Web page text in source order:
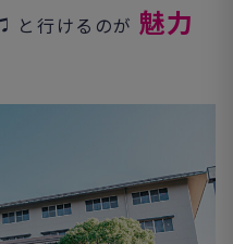
と行けるのが 魅力